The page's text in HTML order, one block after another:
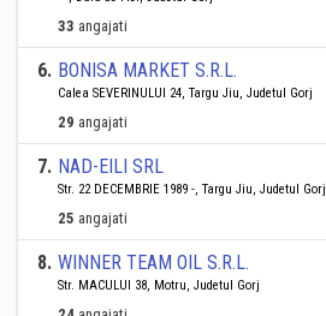
33 angajati
6. BONISA MARKET S.R.L.
Calea SEVERINULUI 24, Targu Jiu, Judetul Gorj
29 angajati
7. NAD-EILI SRL
Str. 22 DECEMBRIE 1989 -, Targu Jiu, Judetul Gorj
25 angajati
8. WINNER TEAM OIL S.R.L.
Str. MACULUI 38, Motru, Judetul Gorj